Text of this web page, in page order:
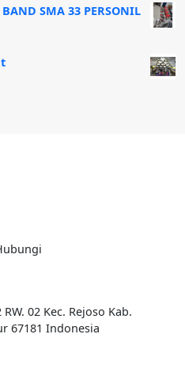
SMA 33 PERSONIL
02 Kec. Rejoso Kab.
67181 Indonesia